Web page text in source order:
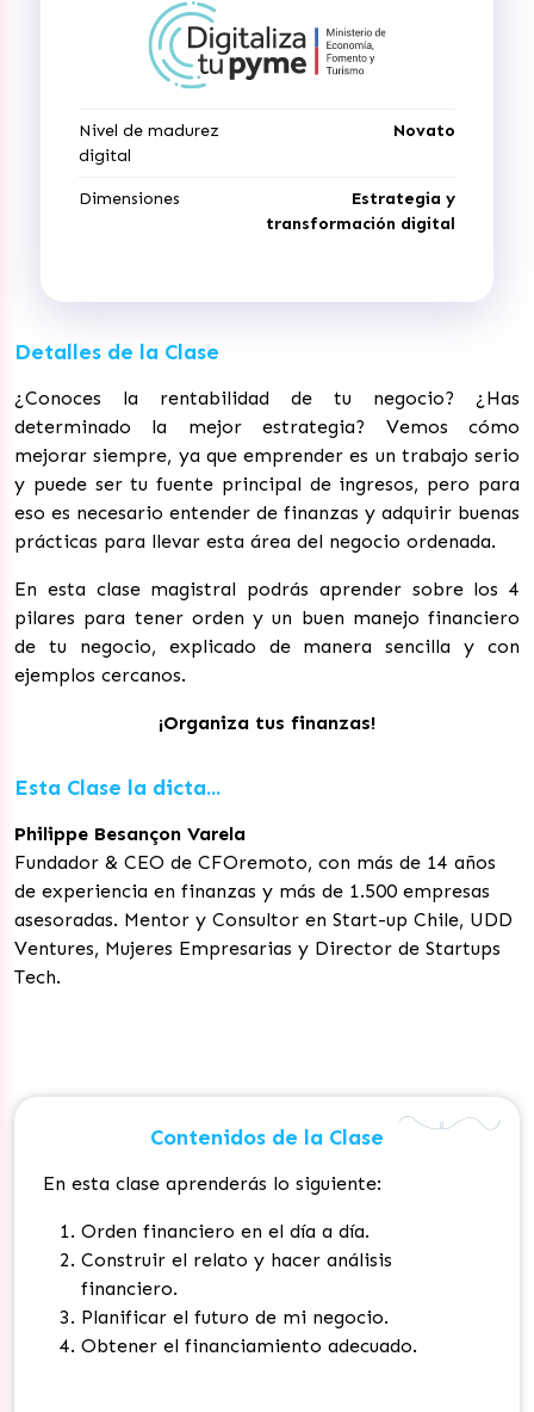
Nivel de madurez
digital
Novato
Dimensiones
Estrategia y
transformación digital
Detalles de la Clase
¿Conoces la rentabilidad de tu negocio? ¿Has
determinado la mejor estrategia? Vemos cómo
mejorar siempre, ya que emprender es un trabajo serio
y puede ser tu fuente principal de ingresos, pero para
eso es necesario entender de finanzas y adquirir buenas
prácticas para llevar esta área del negocio ordenada.
En esta clase magistral podrás aprender sobre los 4
pilares para tener orden y un buen manejo financiero
de tu negocio, explicado de manera sencilla y con
ejemplos cercanos.
¡Organiza tus finanzas!
Esta Clase la dicta...
Philippe Besançon Varela
Fundador & CEO de CFOremoto, con más de 14 años
de experiencia en finanzas y más de 1.500 empresas
asesoradas. Mentor y Consultor en Start-up Chile, UDD
Ventures, Mujeres Empresarias y Director de Startups
Tech.
Contenidos de la Clase
En esta clase aprenderás lo siguiente:
Orden financiero en el día a día.
Construir el relato y hacer análisis
financiero.
Planificar el futuro de mi negocio.
Obtener el financiamiento adecuado.